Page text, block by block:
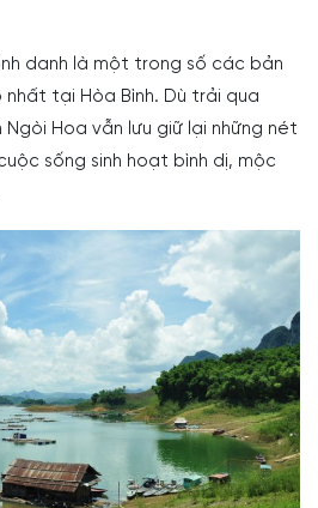
danh là một trong số các bản
tại Hòa Bình. Dù trải qua
Ngòi Hoa vẫn lưu giữ lại những nét
sống sinh hoạt bình dị, mộc